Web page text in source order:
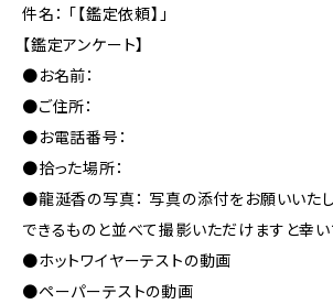
件名： 「【鑑定依頼】」
【鑑定アンケート】
●お名前：
●ご住所：
●お電話番号：
●拾った場所：
●龍涎香の写真： 写真の添付をお願いいたし
できるものと並べて撮影いただけますと幸い
●ホットワイヤーテストの動画
●ペーパーテストの動画